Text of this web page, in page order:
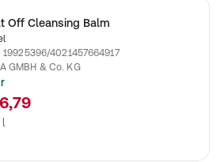
Off Cleansing Balm
19925396/4021457664917
GMBH & Co. KG
der die Haut gründlich, aber
l